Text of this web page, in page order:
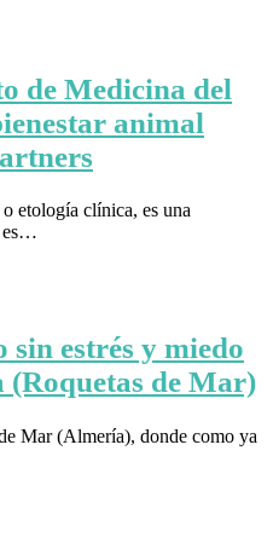
de Medicina del
animal
etología clínica, es una
es…
sin estrés y miedo
de Mar)
Mar (Almería), donde como ya